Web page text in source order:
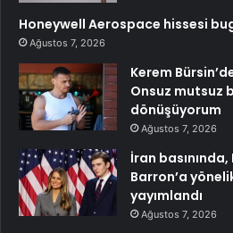
Honeywell Aerospace hissesi
Ağustos 7, 2026
Kerem
Onsuz mutsuz
dönüşüyorum
Ağustos 7, 2026
İran
Barron’a
yayımlandı
Ağustos 7, 2026